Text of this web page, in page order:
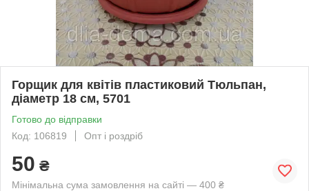
Горщик для квітів пластиковий Тюльпан,
діаметр 18 см, 5701
Готово до відправки
Код: 106819
Опт і роздріб
50 ₴
Мінімальна сума замовлення на сайті — 400 ₴